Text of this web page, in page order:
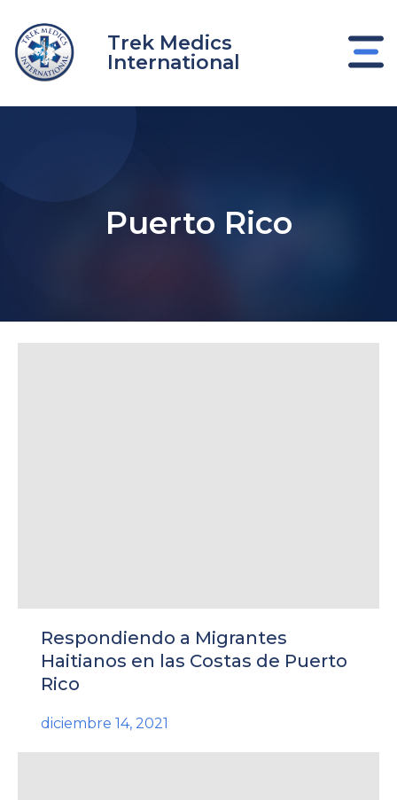
contenido
Trek Medics
International
Puerto Rico
Respondiendo a Migrantes
Haitianos en las Costas de Puerto
Rico
diciembre 14, 2021